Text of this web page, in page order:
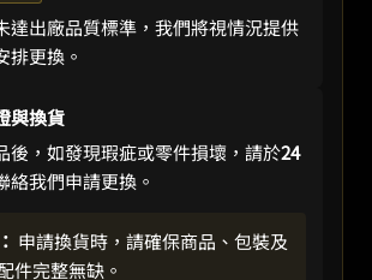
達出廠品質標準，我們將視情況提供
排更換。
與換貨
後，如發現瑕疵或零件損壞，請於24
絡我們申請更換。
申請換貨時，請確保商品、包裝及
件完整無缺。